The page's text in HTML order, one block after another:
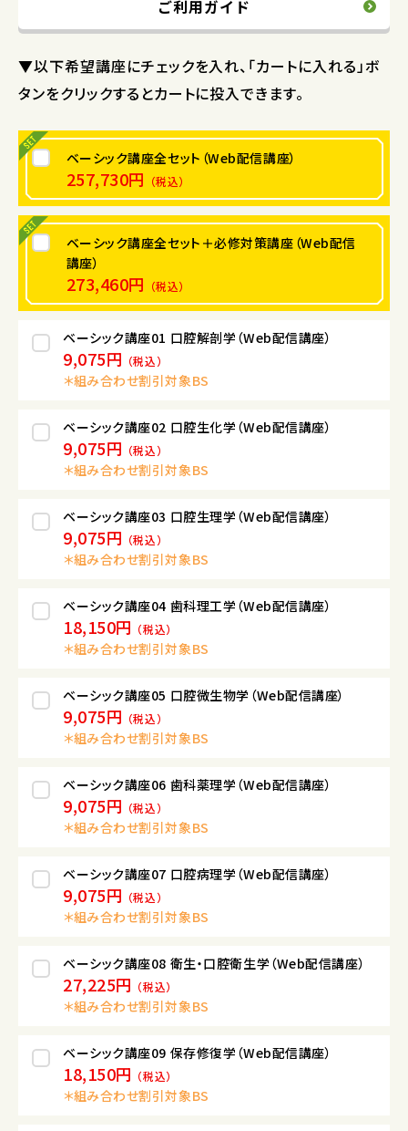
ご利用ガイド
▼以下希望講座にチェックを入れ、「カートに入れる」ボ
タンをクリックするとカートに投入できます。
ベーシック講座全セット（Web配信講座）
257,730円 （税込）
ベーシック講座全セット＋必修対策講座（Web配信
講座）
273,460円 （税込）
ベーシック講座01 口腔解剖学（Web配信講座）
9,075円 （税込）
＊組み合わせ割引対象BS
ベーシック講座02 口腔生化学（Web配信講座）
9,075円 （税込）
＊組み合わせ割引対象BS
ベーシック講座03 口腔生理学（Web配信講座）
9,075円 （税込）
＊組み合わせ割引対象BS
ベーシック講座04 歯科理工学（Web配信講座）
18,150円 （税込）
＊組み合わせ割引対象BS
ベーシック講座05 口腔微生物学（Web配信講座）
9,075円 （税込）
＊組み合わせ割引対象BS
ベーシック講座06 歯科薬理学（Web配信講座）
9,075円 （税込）
＊組み合わせ割引対象BS
ベーシック講座07 口腔病理学（Web配信講座）
9,075円 （税込）
＊組み合わせ割引対象BS
ベーシック講座08 衛生・口腔衛生学（Web配信講座）
27,225円 （税込）
＊組み合わせ割引対象BS
ベーシック講座09 保存修復学（Web配信講座）
18,150円 （税込）
＊組み合わせ割引対象BS